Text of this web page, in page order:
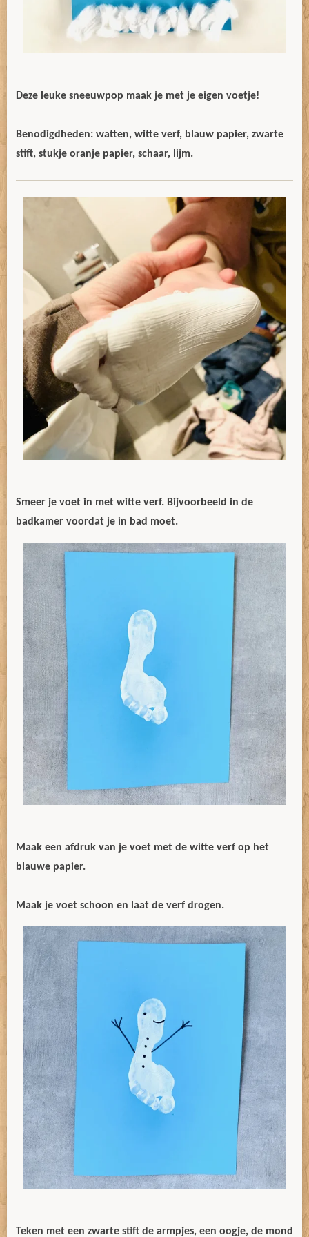
Deze leuke sneeuwpop maak je met je eigen voetje!
Benodigdheden: watten, witte verf, blauw papier, zwarte
stift, stukje oranje papier, schaar, lijm.
Smeer je voet in met witte verf. Bijvoorbeeld in de
badkamer voordat je in bad moet.
Maak een afdruk van je voet met de witte verf op het
blauwe papier.
Maak je voet schoon en laat de verf drogen.
Teken met een zwarte stift de armpjes, een oogje, de mond